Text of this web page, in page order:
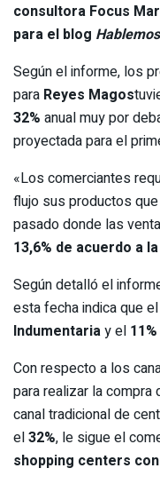
consultora Focus
para el blog
Según el informe, los
para Reyes Magos
32% anual muy por
proyectada para el
«Los comerciantes
flujo sus productos
pasado donde las
13,6% de acuerdo a
Según detalló el
esta fecha indica que el
Indumentariay el
Con respecto a los
para realizar la
canal tradicional de
el32%, le sigue el
shopping centers